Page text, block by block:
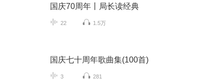
国庆70周年丨局长读经典
22 1.5万
国庆七十周年歌曲集(100首)
3 281